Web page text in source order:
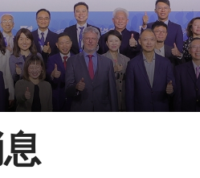
回車鍵）
會員登入